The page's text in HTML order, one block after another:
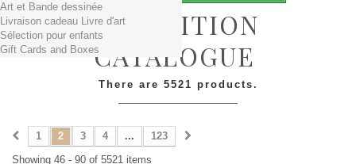
Art et Bande dessinée
Livraison cadeau Livre d'art
Sélection pour enfants
Gift Cards and Boxes
EXHIBITION
CATALOGUE
There are 5521 products.
1 2 3 4 ...
123
Showing 46 - 90 of 5521 items